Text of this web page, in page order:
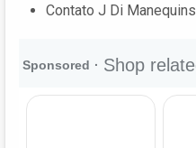
Contato J Di Manequins